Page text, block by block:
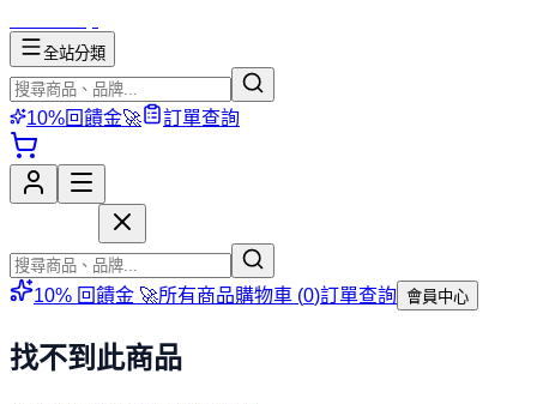
全站分類
10%回饋金🚀 訂單查詢
10% 回饋金 🚀所有商品購物車 (0)訂單查詢 會員中心
找不到此商品